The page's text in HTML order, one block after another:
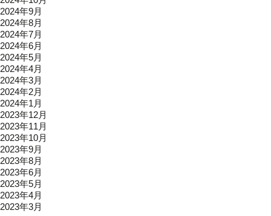
2024年9月
2024年8月
2024年7月
2024年6月
2024年5月
2024年4月
2024年3月
2024年2月
2024年1月
2023年12月
2023年11月
2023年10月
2023年9月
2023年8月
2023年6月
2023年5月
2023年4月
2023年3月